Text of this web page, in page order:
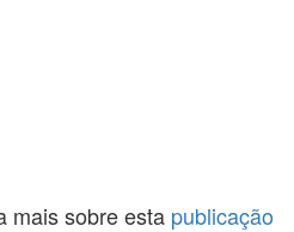
mais sobre esta publicação